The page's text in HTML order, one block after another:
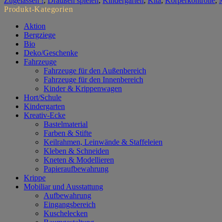
Produkt-Kategorien
Aktion
Bergziege
Bio
Deko/Geschenke
Fahrzeuge
Fahrzeuge für den Außenbereich
Fahrzeuge für den Innenbereich
Kinder & Krippenwagen
Hort/Schule
Kindergarten
Kreativ-Ecke
Bastelmaterial
Farben & Stifte
Keilrahmen, Leinwände & Staffeleien
Kleben & Schneiden
Kneten & Modellieren
Papieraufbewahrung
Krippe
Mobiliar und Ausstattung
Aufbewahrung
Eingangsbereich
Kuschelecken